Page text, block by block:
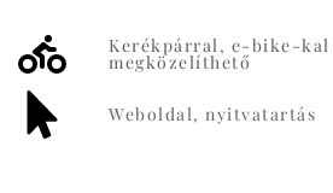
Kerékpárral, e-bike-
megközelíthető
Weboldal, nyitvatartás